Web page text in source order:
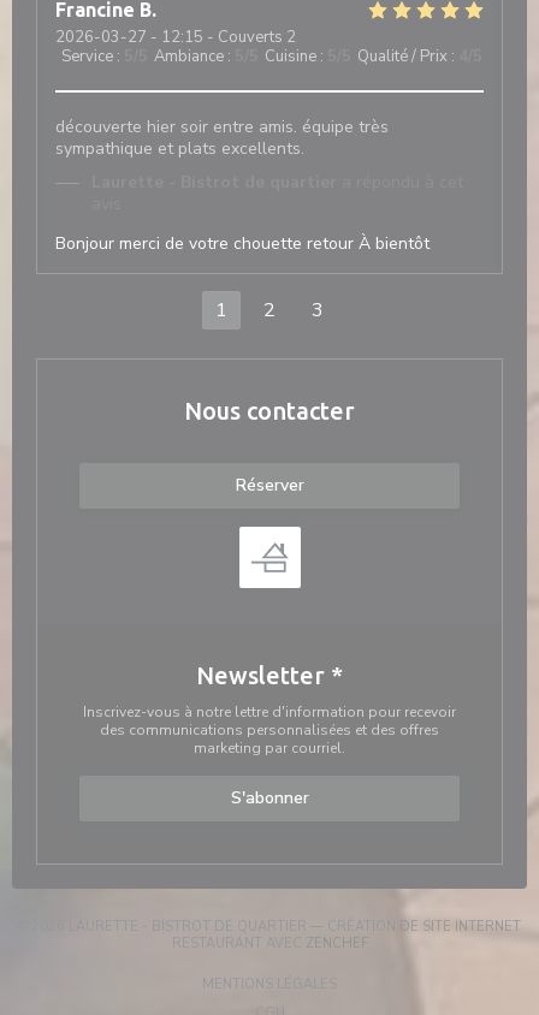
Francine B
2026-03-27 - 12:15 - Couverts 2
Service : Ambiance : Cuisine : Qualité / Prix :
découverte hier soir entre amis. équipe très
sympathique et plats excellents.
Bonjour merci de votre chouette retour À bientôt
1 2 3
Nous contacter
Réserver
Newsletter *
Inscrivez-vous à notre lettre d'information pour recevoir
des communications personnalisées et des offres
marketing par courriel.
S'abonner
© 2026 LAURETTE - BISTROT DE QUARTIER — CRÉATION DE SITE INTERNET
RESTAURANT AVEC ZENCHEF((OUVRE UNE NOUVELLE
MENTIONS LÉGALES((OUVRE UNE NOUVELLE